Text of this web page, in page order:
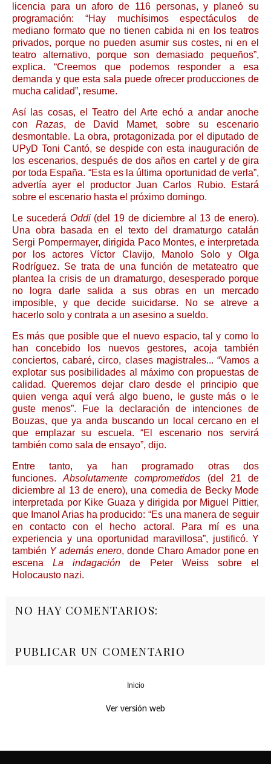
licencia para un aforo de 116 personas, y planeó su
programación: “Hay muchísimos espectáculos de
mediano formato que no tienen cabida ni en los teatros
privados, porque no pueden asumir sus costes, ni en el
teatro alternativo, porque son demasiado pequeños”,
explica. “Creemos que podemos responder a esa
demanda y que esta sala puede ofrecer producciones de
mucha calidad”, resume.
Así las cosas, el Teatro del Arte echó a andar anoche
conRazas, de David Mamet, sobre su escenario
desmontable. La obra, protagonizada por el diputado de
UPyD Toni Cantó, se despide con esta inauguración de
los escenarios, después de dos años en cartel y de gira
por toda España. “Esta es la última oportunidad de verla”,
advertía ayer el productor Juan Carlos Rubio. Estará
sobre el escenario hasta el próximo domingo.
Le sucederá Oddi(del 19 de diciembre al 13 de enero).
Una obra basada en el texto del dramaturgo catalán
Sergi Pompermayer, dirigida Paco Montes, e interpretada
por los actores Víctor Clavijo, Manolo Solo y Olga
Rodríguez. Se trata de una función de metateatro que
plantea la crisis de un dramaturgo, desesperado porque
no logra darle salida a sus obras en un mercado
imposible, y que decide suicidarse. No se atreve a
hacerlo solo y contrata a un asesino a sueldo.
Es más que posible que el nuevo espacio, tal y como lo
han concebido los nuevos gestores, acoja también
conciertos, cabaré, circo, clases magistrales... “Vamos a
explotar sus posibilidades al máximo con propuestas de
calidad. Queremos dejar claro desde el principio que
quien venga aquí verá algo bueno, le guste más o le
guste menos”. Fue la declaración de intenciones de
Bouzas, que ya anda buscando un local cercano en el
que emplazar su escuela. “El escenario nos servirá
también como sala de ensayo”, dijo.
Entre tanto, ya han programado otras dos
funciones.Absolutamente comprometidos (del 21 de
diciembre al 13 de enero), una comedia de Becky Mode
interpretada por Kike Guaza y dirigida por Miguel Pittier,
que Imanol Arias ha producido: “Es una manera de seguir
en contacto con el hecho actoral. Para mí es una
experiencia y una oportunidad maravillosa”, justificó. Y
también Y además enero, donde Charo Amador pone en
escenaLa indagación de Peter Weiss sobre el
Holocausto nazi.
NO HAY COMENTARIOS:
PUBLICAR UN COMENTARIO
Inicio
Ver versión web